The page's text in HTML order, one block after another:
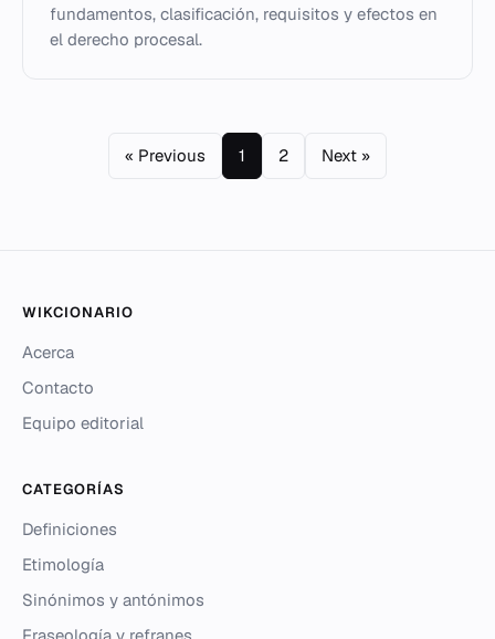
fundamentos, clasificación, requisitos y efectos en
el derecho procesal.
« Previous 1 2 Next »
WIKCIONARIO
Acerca
Contacto
Equipo editorial
CATEGORÍAS
Definiciones
Etimología
Sinónimos y antónimos